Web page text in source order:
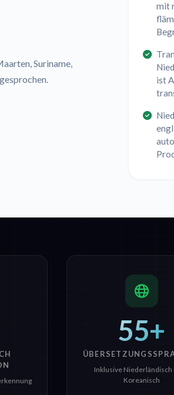
Suriname,
mit
ist
55+
Inklusive Niederländisch
Koreanisch